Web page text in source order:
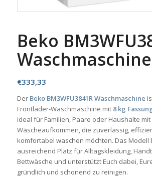
Beko
Waschmaschine
€333,33
Der Beko BM3WFU3841R Waschmaschine
Frontlader-Waschmaschine mit 8 kg
ideal für Familien, Paare oder Haushalte
Wäscheaufkommen, die zuverlässig,
komfortabel waschen möchten. Das Modell
ausreichend Platz für Alltagskleidung,
Bettwäsche und unterstützt Euch dabei,
gründlich und schonend zu reinigen.